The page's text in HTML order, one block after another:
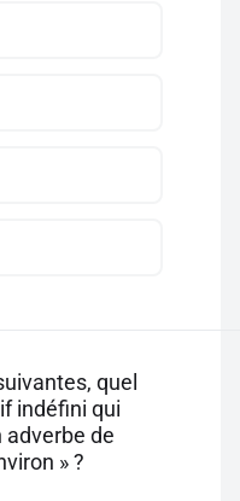
quel
indéfini qui
adverbe de
» ?